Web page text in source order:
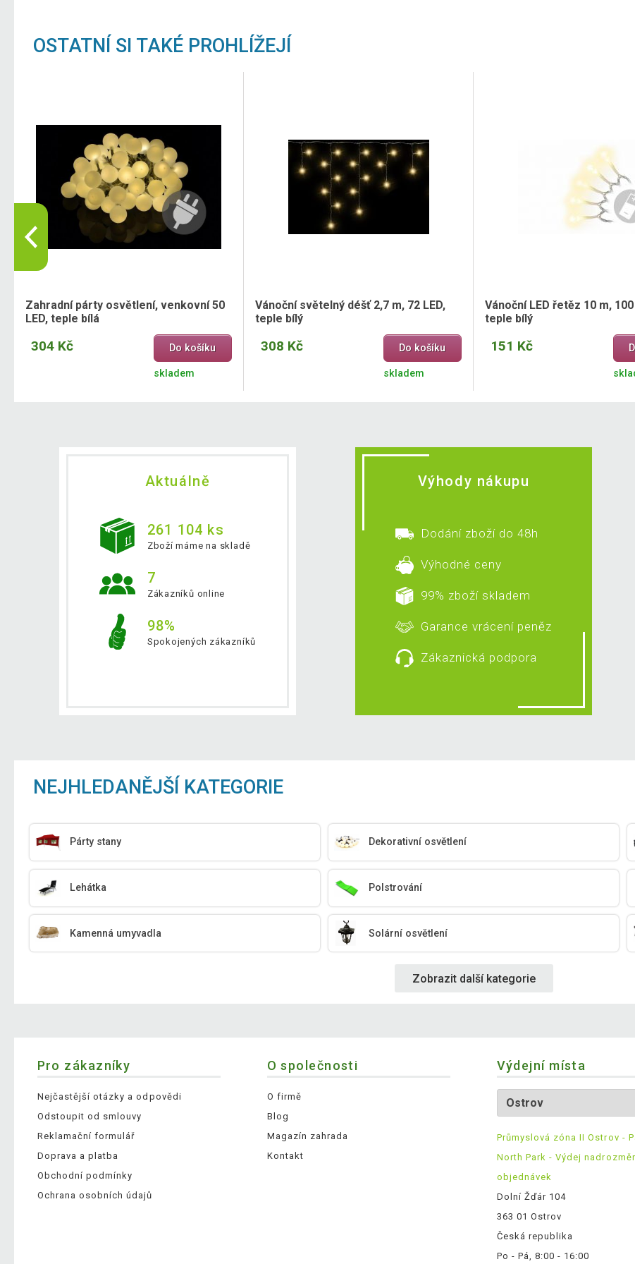
OSTATNÍ SI TAKÉ PROHLÍŽEJÍ
Zahradní párty osvětlení, venkovní 50
LED, teple bílá
304 Kč Do košíku
skladem
Vánoční světelný déšť 2,7 m, 72 LED,
teple bílý
308 Kč Do košíku
skladem
Vánoční LED řetěz 10 m,
teple bílý
151 Kč
Aktuálně
261 104 ks
Zboží máme na skladě
7
Zákazníků online
98%
Spokojených zákazníků
Výhody nákupu
Dodání zboží do 48h
Výhodné ceny
99% zboží skladem
Garance vrácení peněz
Zákaznická podpora
NEJHLEDANĚJŠÍ KATEGORIE
Párty stany Dekorativní osvětlení
Lehátka Polstrování
Kamenná umyvadla Solární osvětlení
Zobrazit další kategorie
Pro zákazníky
Nejčastější otázky a odpovědi
Odstoupit od smlouvy
Reklamační formulář
Doprava a platba
Obchodní podmínky
Ochrana osobních údajů
O společnosti
O firmě
Blog
Magazín zahrada
Kontakt
Výdejní místa
Průmyslová zóna II Ostrov -
North Park - Výdej
objednávek
Dolní Žďár 104
363 01 Ostrov
Česká republika
Po - Pá, 8:00 - 16:00